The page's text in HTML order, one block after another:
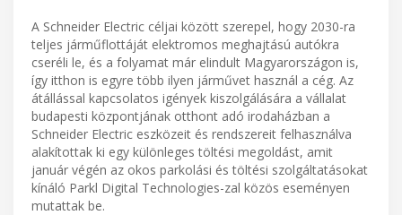
A Schneider Electric céljai között szerepel, hogy 2030-ra
teljes járműflottáját elektromos meghajtású autókra
cseréli le, és a folyamat már elindult Magyarországon is,
így itthon is egyre több ilyen járművet használ a cég. Az
átállással kapcsolatos igények kiszolgálására a vállalat
budapesti központjának otthont adó irodaházban a
Schneider Electric eszközeit és rendszereit felhasználva
alakítottak ki egy különleges töltési megoldást, amit
január végén az okos parkolási és töltési szolgáltatásokat
kínáló Parkl Digital Technologies-zal közös eseményen
mutattak be.